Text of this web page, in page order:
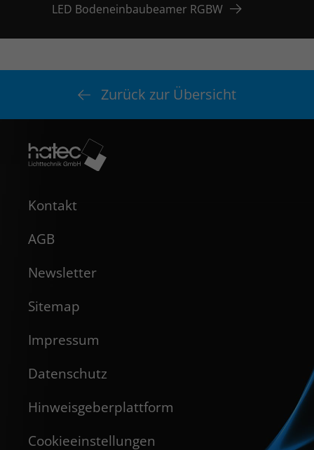
LED Bodeneinbaubeamer RGBW
Zurück zur Übersicht
Kontakt
AGB
Newsletter
Sitemap
Impressum
Datenschutz
Hinweisgeberplattform
Cookieeinstellungen